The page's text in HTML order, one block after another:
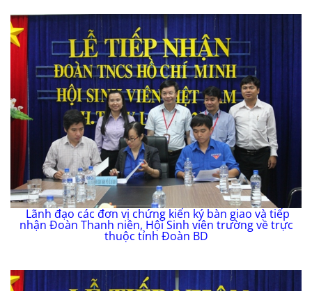
Lãnh đạo các đơn vị chứng kiến ký bàn giao và tiếp
nhận Đoàn Thanh niên, Hội Sinh viên trường về trực
thuộc tỉnh Đoàn BD